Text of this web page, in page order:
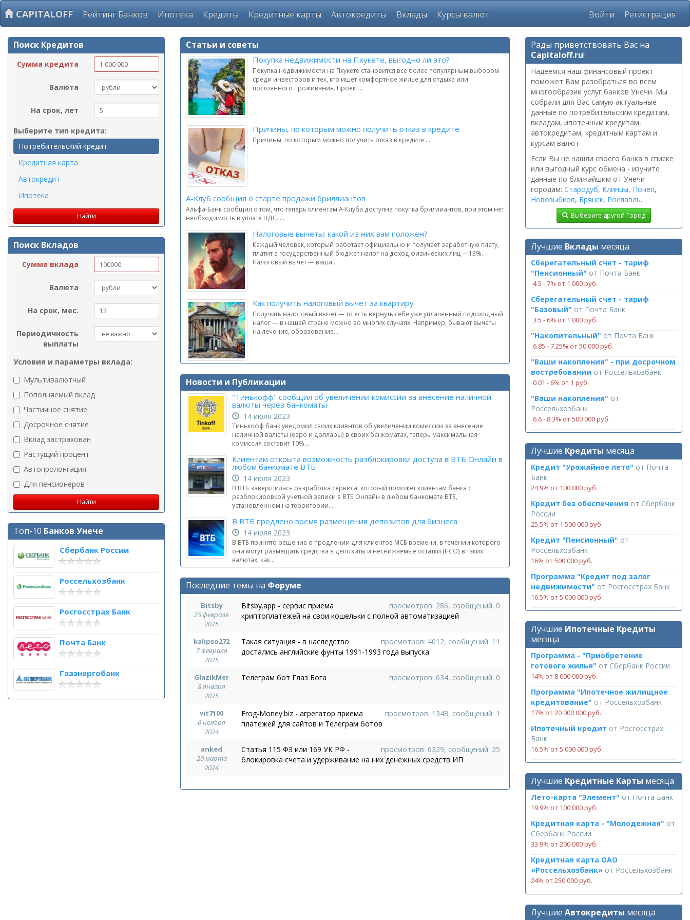
CAPITALOFF Рейтинг Банков Ипотека Кредиты Кредитные карты Автокредиты Вклады Курсы валют Войти Регистрация
Поиск Кредитов
Сумма кредита
Валюта
На срок, лет
Выберите тип кредита:
Потребительский кредит
Кредитная карта
Автокредит
Ипотека
Поиск Вкладов
Сумма вклада
Валюта
На срок, мес.
Периодичность
выплаты
Условия и параметры вклада:
Мультивалютный
Пополняемый вклад
Частичное снятие
Досрочное снятие
Вклад застрахован
Растущий процент
Автопролонгация
Для пенсионеров
Топ-10 Банков Унече
Сбербанк России
Россельхозбанк
Росгосстрах Банк
Почта Банк
Газэнергобанк
Статьи и советы
Покупка недвижимости на Пхукете, выгодно ли это?
Покупка недвижимости на Пхукете становится все более популярным выбором
среди инвесторов и тех, кто ищет комфортное жилье для отдыха или
постоянного проживания. Проект...
Причины, по которым можно получить отказ в кредите
Причины, по которым можно получить отказ в кредите ...
А-Клуб сообщил о старте продажи бриллиантов
Альфа-Банк сообщил о том, что теперь клиентам А-Клуба доступна покупка бриллиантов, при этом нет
необходимость в уплате НДС. ...
Налоговые вычеты: какой из них вам положен?
Каждый человек, который работает официально и получает заработную плату,
платит в государственный бюджет налог на доход физических лиц —13%.
Налоговый вычет — ваша...
Как получить налоговый вычет за квартиру
Получить налоговый вычет — то есть вернуть себе уже уплаченный подоходный
налог — в нашей стране можно во многих случаях. Например, бывают вычеты
на лечение, образование...
Новости и Публикации
"Тинькофф" сообщил об увеличении комиссии за внесение наличной
валюты через банкоматы
14 июля 2023
Тинькофф банк уведомил своих клиентов об увеличении комиссии за внесение
наличной валюты (евро и доллары) в своих банкоматах, теперь максимальная
комиссия составит 10%...
Клиентам открыта возможность разблокировки доступа в ВТБ Онлайн в
любом банкомате ВТБ
14 июля 2023
В ВТБ завершилась разработка сервиса, который поможет клиентам банка с
разблокировкой учетной записи в ВТБ Онлайн в любом банкомате ВТБ,
установленном на территории...
В ВТБ продлено время размещения депозитов для бизнеса
14 июля 2023
В ВТБ принято решение о продлении для клиентов МСБ времени, в течении которого
они могут размещать средства в депозиты и неснижаемые остатки (НСО) в таких
валютах, как...
Последние темы на Форуме
Bitsby
25 февраля
2025
просмотров: 286, сообщений: 0
Bitsby.app - сервис приема
криптоплатежей на свои кошельки с полной автоматизацией
kalipso272
7 февраля
2025
просмотров: 4012, сообщений: 11
Такая ситуация - в наследство
достались английские фунты 1991-1993 года выпуска
GlazikMer
8 января
2025
просмотров: 634, сообщений: 0
Телеграм бот Глаз Бога
vit7100
6 ноября
2024
просмотров: 1348, сообщений: 1
Frog-Money.biz - агрегатор приема
платежей для сайтов и Телеграм ботов
anked
20 марта
2024
просмотров: 6329, сообщений: 25
Статья 115 ФЗ или 169 УК РФ -
блокировка счета и удерживание на них денежных средств ИП
Рады приветствовать Вас на
Capitaloff.ru!
Надеемся наш финансовый проект
поможет Вам разобраться во всем
многообразии услуг банков Унечи. Мы
собрали для Вас самую актуальные
данные по потребительским кредитам,
вкладам, ипотечным кредитам,
автокредитам, кредитным картам и
курсам валют.
Если Вы не нашли своего банка в списке
или выгодный курс обмена - изучите
данные по ближайшим от Унечи
городам: Стародуб, Клинцы, Почеп,
Новозыбков, Брянск, Рославль.
Выберите другой Город
Лучшие Вклады месяца
Сберегательный счет - тариф
"Пенсионный" от Почта Банк
4.5 ‑ 7% от 1 000 руб.
Сберегательный счет - тариф
"Базовый" от Почта Банк
3.5 ‑ 6% от 1 000 руб.
"Накопительный" от Почта Банк
6.85 ‑ 7.25% от 50 000 руб.
"Ваши накопления" - при досрочном
востребовании от Россельхозбанк
0.01 ‑ 6% от 1 руб.
"Ваши накопления" от
Россельхозбанк
6.6 ‑ 8.3% от 500 000 руб.
Лучшие Кредиты месяца
Кредит "Урожайное лето" от Почта
Банк
24.9% от 100 000 руб.
Кредит без обеспечения от Сбербанк
России
25.5% от 1 500 000 руб.
Кредит "Пенсионный" от
Россельхозбанк
16% от 500 000 руб.
Программа "Кредит под залог
недвижимости" от Росгосстрах Банк
16.5% от 5 000 000 руб.
Лучшие Ипотечные Кредиты
месяца
Программа - "Приобретение
готового жилья" от Сбербанк России
14% от 8 000 000 руб.
Программа "Ипотечное жилищное
кредитование" от Россельхозбанк
17% от 20 000 000 руб.
Ипотечный кредит от Росгосстрах
Банк
16.5% от 5 000 000 руб.
Лучшие Кредитные Карты месяца
Лето-карта "Элемент" от Почта Банк
19.9% от 100 000 руб.
Кредитная карта - "Молодежная" от
Сбербанк России
33.9% от 200 000 руб.
Кредитная карта ОАО
«Россельхозбанк» от Россельхозбанк
24% от 250 000 руб.
Лучшие Автокредиты месяца